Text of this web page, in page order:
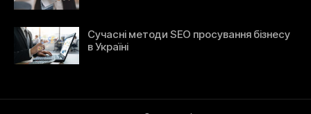
Сучасні методи SEO просування бізнесу
в Україні